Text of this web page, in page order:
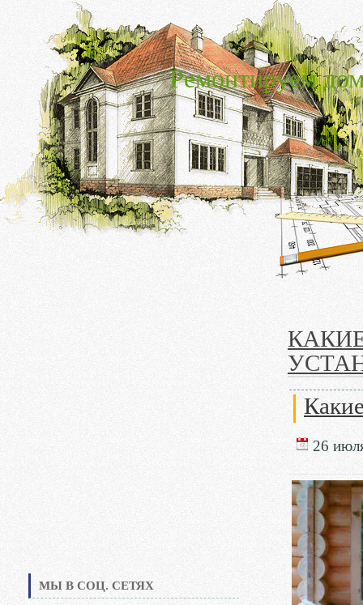
Ремонтируем
МЫ В СОЦ. СЕТЯХ
26